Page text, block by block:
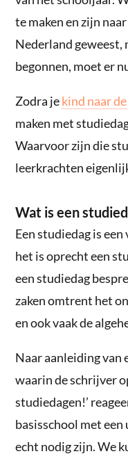
te maken en zijn
Nederland geweest,
begonnen, moet er
Zodra jekind naar
maken met
Waarvoor zijn die
leerkrachten
Wat is een
Een studiedag is
het is oprecht een
een studiedag
zaken omtrent het
en ook vaak de
Naar aanleiding van
waarin de schrijver
studiedagen!’
basisschool met
echt nodig zijn. We